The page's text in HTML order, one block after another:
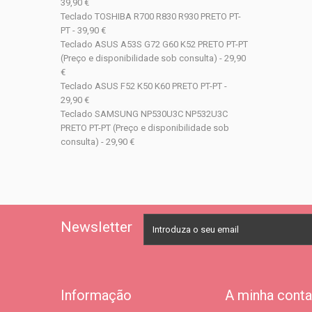
39,90 €
Teclado TOSHIBA R700 R830 R930 PRETO PT-
PT - 39,90 €
Teclado ASUS A53S G72 G60 K52 PRETO PT-PT
(Preço e disponibilidade sob consulta) - 29,90
€
Teclado ASUS F52 K50 K60 PRETO PT-PT -
29,90 €
Teclado SAMSUNG NP530U3C NP532U3C
PRETO PT-PT (Preço e disponibilidade sob
consulta) - 29,90 €
Newsletter
Informação A minha conta